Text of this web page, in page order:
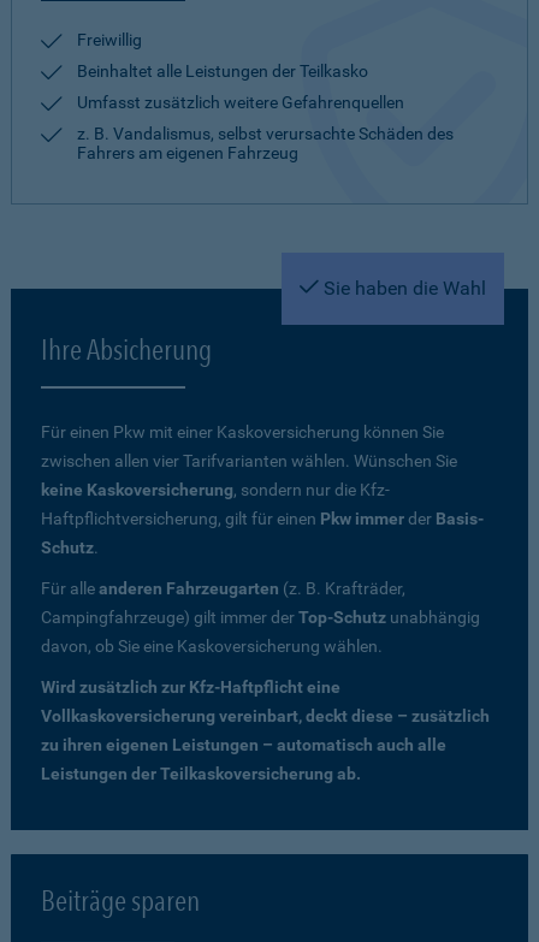
Freiwillig
Beinhaltet alle Leistungen der Teilkasko
Umfasst zusätzlich weitere Gefahrenquellen
z. B. Vandalismus, selbst verursachte Schäden des
Fahrers am eigenen Fahrzeug
Sie haben die Wahl
Ihre Absicherung
Für einen Pkw mit einer Kaskoversicherung können Sie
zwischen allen vier Tarifvarianten wählen. Wünschen Sie
keine Kaskoversicherung, sondern nur die Kfz-
Haftpflichtversicherung, gilt für einen Pkw immerder Basis-
Schutz.
Für alleanderen Fahrzeugarten (z. B. Krafträder,
Campingfahrzeuge) gilt immer derTop-Schutz unabhängig
davon, ob Sie eine Kaskoversicherung wählen.
Wird zusätzlich zur Kfz-Haftpflicht eine
Vollkaskoversicherung vereinbart, deckt diese – zusätzlich
zu ihren eigenen Leistungen – automatisch auch alle
Leistungen der Teilkaskoversicherung ab.
Beiträge sparen